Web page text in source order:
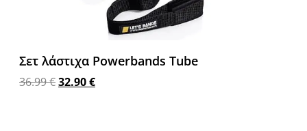
Σετ λάστιχα Powerbands Tube
36.99€32.90€